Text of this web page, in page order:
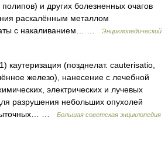
и других болезненных очагов
раскалённым металлом
с накаливанием… …
Энциклопедический
(позднелат. cauterisatio,
железо), нанесение с лечебной
электрических и лучевых
разрушения небольших опухолей
…
Большая советская энциклопедия